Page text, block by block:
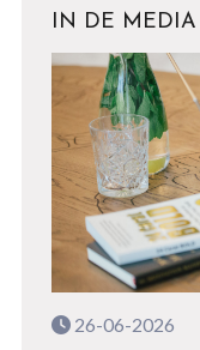
IN DE
26-06-2026